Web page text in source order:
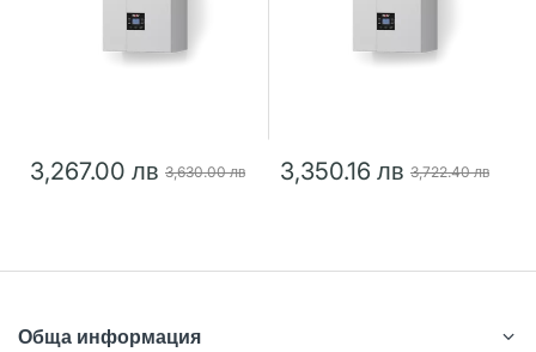
3,267.00 лв 3,630.00 лв 3,350.16 лв 3,722.40 лв
Обща информация